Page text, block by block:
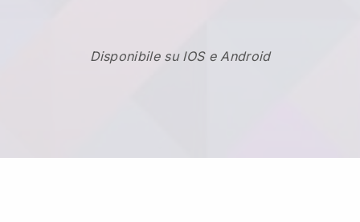
Disponibile su IOS e Android